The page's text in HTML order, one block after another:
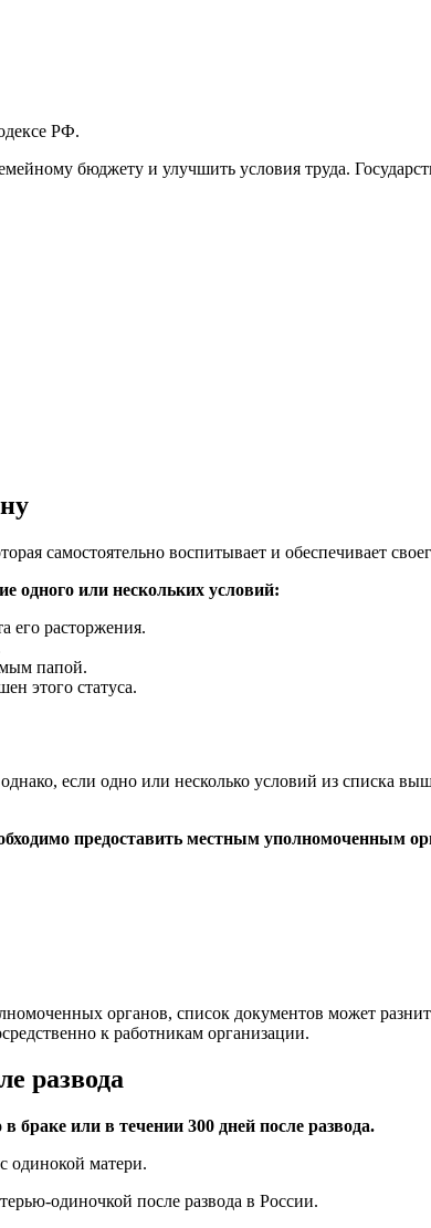
РФ.
бюджету и улучшить условия труда.
самостоятельно воспитывает и обеспечивает
одного или нескольких условий:
его расторжения.
папой.
этого статуса.
если одно или несколько условий из списка
предоставить местным уполномоченным
органов, список документов может
к работникам организации.
развода
браке или в течении 300 дней после развода.
одинокой матери.
одиночкой после развода в России.